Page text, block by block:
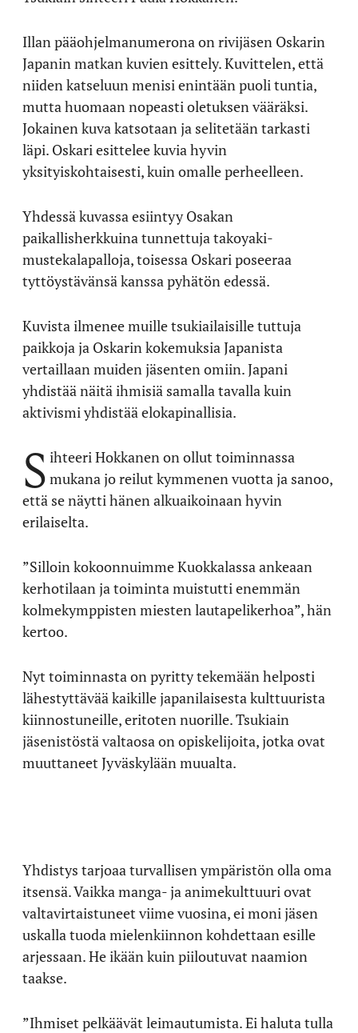
Illan pääohjelmanumerona on rivijäsen Oskarin
Japanin matkan kuvien esittely. Kuvittelen, että
niiden katseluun menisi enintään puoli tuntia,
mutta huomaan nopeasti oletuksen vääräksi.
Jokainen kuva katsotaan ja selitetään tarkasti
läpi. Oskari esittelee kuvia hyvin
yksityiskohtaisesti, kuin omalle perheelleen.
Yhdessä kuvassa esiintyy Osakan
paikallisherkkuina tunnettuja takoyaki-
mustekalapalloja, toisessa Oskari poseeraa
tyttöystävänsä kanssa pyhätön edessä.
Kuvista ilmenee muille tsukiailaisille tuttuja
paikkoja ja Oskarin kokemuksia Japanista
vertaillaan muiden jäsenten omiin. Japani
yhdistää näitä ihmisiä samalla tavalla kuin
aktivismi yhdistää elokapinallisia.
S ihteeri Hokkanen on ollut toiminnassa
mukana jo reilut kymmenen vuotta ja sanoo,
että se näytti hänen alkuaikoinaan hyvin
erilaiselta.
”Silloin kokoonnuimme Kuokkalassa ankeaan
kerhotilaan ja toiminta muistutti enemmän
kolmekymppisten miesten lautapelikerhoa”, hän
kertoo.
Nyt toiminnasta on pyritty tekemään helposti
lähestyttävää kaikille japanilaisesta kulttuurista
kiinnostuneille, eritoten nuorille. Tsukiain
jäsenistöstä valtaosa on opiskelijoita, jotka ovat
muuttaneet Jyväskylään muualta.
Yhdistys tarjoaa turvallisen ympäristön olla oma
itsensä. Vaikka manga- ja animekulttuuri ovat
valtavirtaistuneet viime vuosina, ei moni jäsen
uskalla tuoda mielenkiinnon kohdettaan esille
arjessaan. He ikään kuin piiloutuvat naamion
taakse.
”Ihmiset pelkäävät leimautumista. Ei haluta tulla